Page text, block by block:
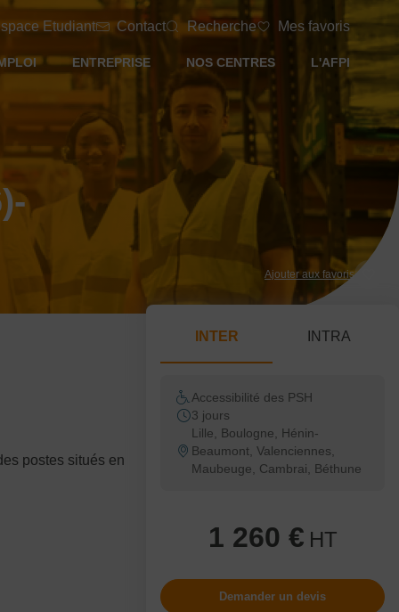
Etudiant Contact Recherche Mes favoris
ENTREPRISE NOS CENTRES L'AFPI
Ajouter aux favoris
postes situés en
INTER INTRA
Accessibilité des PSH
3 jours
Lille, Boulogne, Hénin-
Beaumont, Valenciennes,
Maubeuge, Cambrai, Béthune
1 260 € HT
Demander un devis